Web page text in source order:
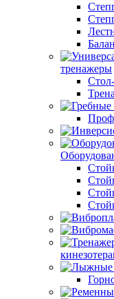
тренажеры